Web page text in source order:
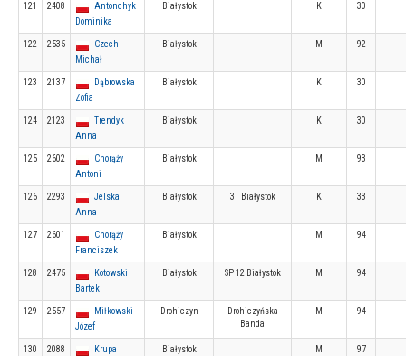
121 2408
Antonchyk
Dominika
Białystok K 30
122 2535
Czech
Michał
Białystok M 92
123 2137
Dąbrowska
Zofia
Białystok K 30
124 2123
Trendyk
Anna
Białystok K 30
125 2602
Chorąży
Antoni
Białystok M 93
126 2293
Jelska
Anna
Białystok 3T Białystok K 33
127 2601
Chorąży
Franciszek
Białystok M 94
128 2475
Kotowski
Bartek
Białystok SP 12 Białystok M 94
129 2557
Miłkowski
Józef
Drohiczyn
Drohiczyńska
Banda
M 94
130 2088
Krupa
Białystok M 97